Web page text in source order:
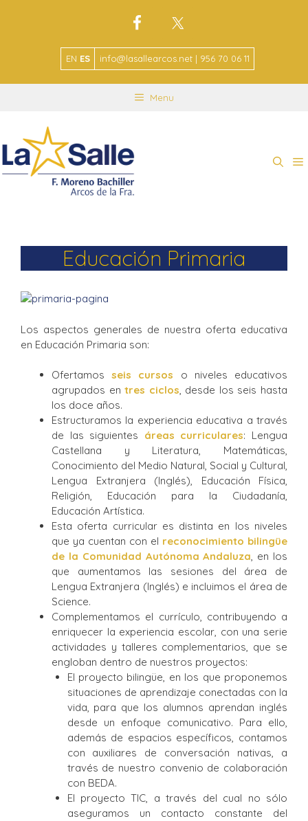
EN ES info@lasallearcos.net | 956 70 06 11
Menu
Educación Primaria
Los aspectos generales de nuestra oferta educativa
en Educación Primaria son:
Ofertamosseis cursos o niveles educativos
agrupados entres ciclos, desde los seis hasta
los doce años.
Estructuramos la experiencia educativa a través
de las siguientes áreas curriculares: Lengua
Castellana y Literatura, Matemáticas,
Conocimiento del Medio Natural, Social y Cultural,
Lengua Extranjera (Inglés), Educación Física,
Religión, Educación para la Ciudadanía,
Educación Artística.
Esta oferta curricular es distinta en los niveles
que ya cuentan con el reconocimiento bilingüe
de la Comunidad Autónoma Andaluza, en los
que aumentamos las sesiones del área de
Lengua Extranjera (Inglés) e incluimos el área de
Science.
Complementamos el currículo, contribuyendo a
enriquecer la experiencia escolar, con una serie
actividades y talleres complementarios, que se
engloban dentro de nuestros proyectos:
El proyecto bilingüe, en los que proponemos
situaciones de aprendizaje conectadas con la
vida, para que los alumnos aprendan inglés
desde un enfoque comunicativo. Para ello,
además de espacios específicos, contamos
con auxiliares de conversación nativas, a
través de nuestro convenio de colaboración
con BEDA.
El proyecto TIC, a través del cual no sólo
aseguramos un contacto constante del